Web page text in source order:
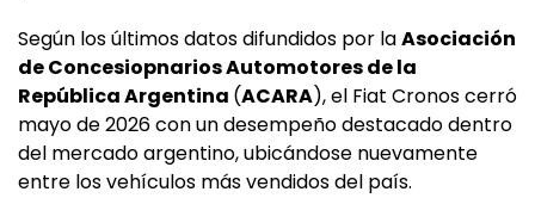
Según los últimos datos difundidos por laAsociación
de Concesiopnarios Automotores de la
República Argentina (ACARA), el Fiat Cronos cerró
mayo de 2026 con un desempeño destacado dentro
del mercado argentino, ubicándose nuevamente
entre los vehículos más vendidos del país.